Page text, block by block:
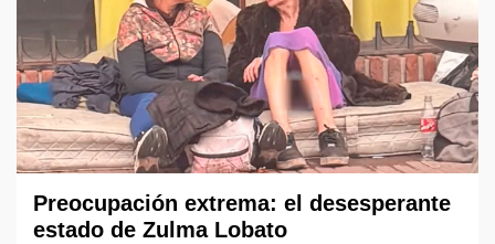
Preocupación extrema: el desesperante
estado de Zulma Lobato